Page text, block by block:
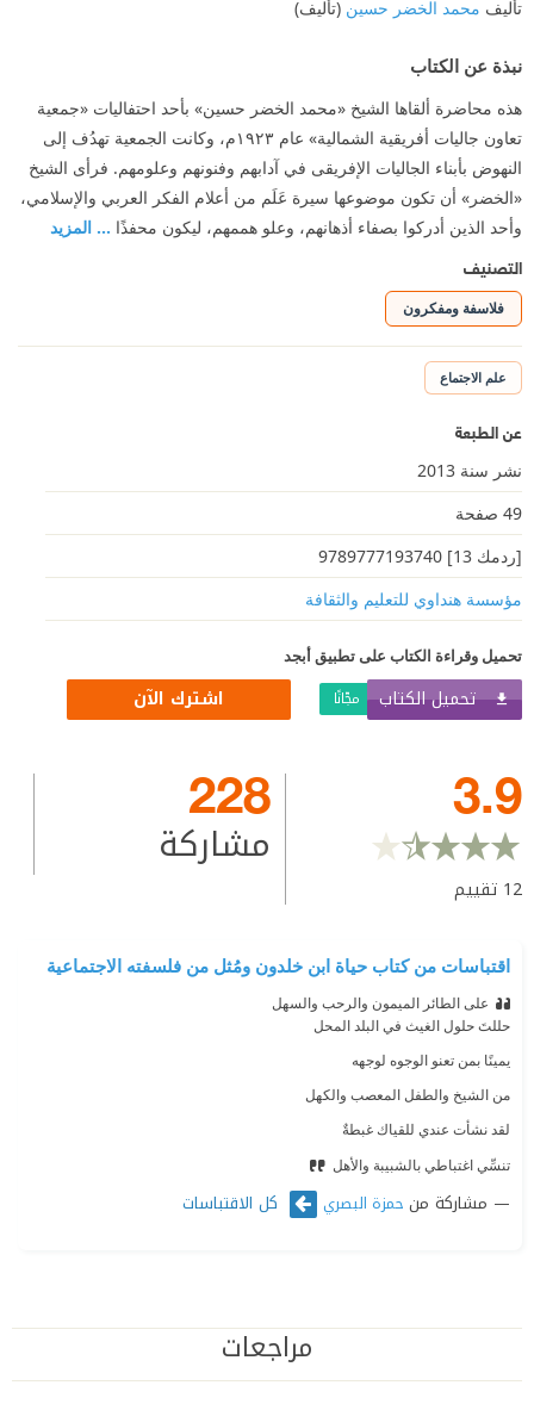
تأليف محمد الخضر حسين (تأليف)
نبذة عن الكتاب
هذه محاضرة ألقاها الشيخ «محمد الخضر حسين» بأحد احتفاليات «جمعية
تعاون جاليات أفريقية الشمالية» عام ١٩٢٣م، وكانت الجمعية تهدُف إلى
النهوض بأبناء الجاليات الإفريقى في آدابهم وفنونهم وعلومهم. فرأى الشيخ
«الخضر» أن تكون موضوعها سيرة عَلَم من أعلام الفكر العربي والإسلامي،
وأحد الذين أدركوا بصفاء أذهانهم، وعلو هممهم، ليكون محفذًا ... المزيد
التصنيف
فلاسفة ومفكرون
علم الاجتماع
عن الطبعة
نشر سنة 2013
49 صفحة
[ردمك 13] 9789777193740
مؤسسة هنداوي للتعليم والثقافة
تحميل وقراءة الكتاب على تطبيق أبجد
تحميل الكتاب مجّانًا اشترك الآن
3.9
12 تقييم
228
مشاركة
اقتباسات من كتاب حياة ابن خلدون ومُثل من فلسفته الاجتماعية
على الطائر الميمون والرحب والسهل
حللتَ حلول الغيث في البلد المحل
يمينًا بمن تعنو الوجوه لوجهه
من الشيخ والطفل المعصب والكهل
لقد نشأت عندي للقياك غبطةٌ
تنسِّي اغتباطي بالشبيبة والأهل
مشاركة من حمزة البصري كل الاقتباسات
مراجعات